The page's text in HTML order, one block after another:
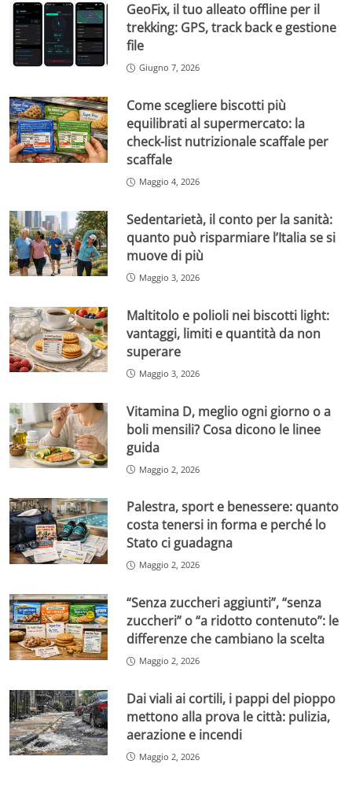
GeoFix, il tuo alleato offline per il
trekking: GPS, track back e gestione
file
Giugno 7, 2026
Come scegliere biscotti più
equilibrati al supermercato: la
check-list nutrizionale scaffale per
scaffale
Maggio 4, 2026
Sedentarietà, il conto per la sanità:
quanto può risparmiare l’Italia se si
muove di più
Maggio 3, 2026
Maltitolo e polioli nei biscotti light:
vantaggi, limiti e quantità da non
superare
Maggio 3, 2026
Vitamina D, meglio ogni giorno o a
boli mensili? Cosa dicono le linee
guida
Maggio 2, 2026
Palestra, sport e benessere: quanto
costa tenersi in forma e perché lo
Stato ci guadagna
Maggio 2, 2026
“Senza zuccheri aggiunti”, “senza
zuccheri” o “a ridotto contenuto”: le
differenze che cambiano la scelta
Maggio 2, 2026
Dai viali ai cortili, i pappi del pioppo
mettono alla prova le città: pulizia,
aerazione e incendi
Maggio 2, 2026